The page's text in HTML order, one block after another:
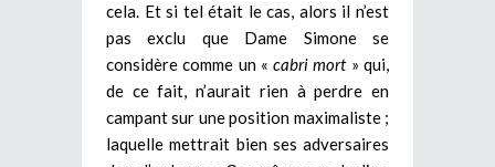
cela. Et si tel était le cas, alors il n’est
pas exclu que Dame Simone se
considère comme un «cabri mort» qui,
de ce fait, n’aurait rien à perdre en
campant sur une position maximaliste ;
laquelle mettrait bien ses adversaires